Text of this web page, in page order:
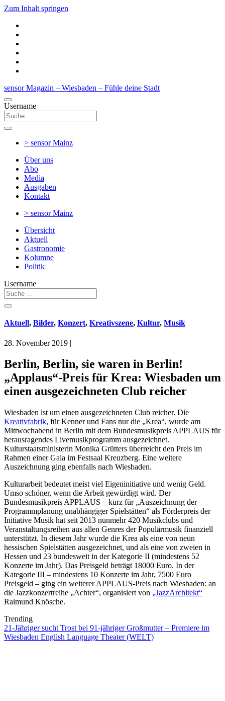
Zum Inhalt springen
sensor Magazin – Wiesbaden – Fühle deine Stadt
Username
> sensorMainz
Über uns
Abo
Media
Ausgaben
Kontakt
> sensorMainz
Übersicht
Aktuell
Gastronomie
Kolumne
Politik
Username
Aktuell, Bilder, Konzert, Kreativszene, Kultur, Musik
28. November 2019 |
Berlin, Berlin, sie waren in Berlin!
„Applaus“-Preis für Krea: Wiesbaden um
einen ausgezeichneten Club reicher
Wiesbaden ist um einen ausgezeichneten Club reicher. Die
Kreativfabrik, für Kenner und Fans nur die „Krea“, wurde am
Mittwochabend in Berlin mit dem Bundesmusikpreis APPLAUS für
herausragendes Livemusikprogramm ausgezeichnet.
Kulturstaatsministerin Monika Grütters überreicht den Preis im
Rahmen einer Gala im Festsaal Kreuzberg. Eine weitere
Auszeichnung ging ebenfalls nach Wiesbaden.
Kulturarbeit bedeutet meist viel Eigeninitiative und wenig Geld.
Umso schöner, wenn die Arbeit gewürdigt wird. Der
Bundesmusikpreis APPLAUS – kurz für „Auszeichnung der
Programmplanung unabhängiger Spielstätten“ als Förderpreis der
Initiative Musik hat seit 2013 nunmehr 420 Musikclubs und
Veranstaltungsreihen aus allen Genres der Populärmusik finanziell
unterstützt. In diesem Jahr wurde die Krea als eine von neun
hessischen Spielstätten ausgezeichnet, und als eine von zweien in
Hessen und 23 bundesweit in der Kategorie II (mindestens 52
Konzerte im Jahr). Das Preisgeld beträgt 18000 Euro. In der
Kategorie III – mindestens 10 Konzerte im Jahr, 7500 Euro
Preisgeld – ging ein weiterer APPLAUS-Preis nach Wiesbaden: an
die Jazzkonzertreihe „Achter“, organisiert von „JazzArchitekt“
Raimund Knösche.
Trending
21-Jähriger sucht Trost bei 91-jähriger Großmutter – Premiere im
Wiesbaden English Language Theater (WELT)